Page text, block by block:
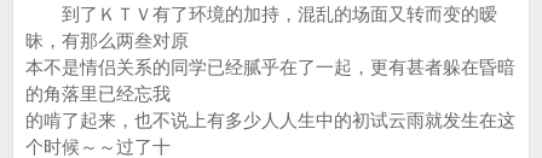
到了ＫＴＶ有了环境的加持，混乱的场面又转而变的暧
昧，有那么两叁对原
本不是情侣关系的同学已经腻乎在了一起，更有甚者躲在昏暗
的角落里已经忘我
的啃了起来，也不说上有多少人人生中的初试云雨就发生在这
个时候～～过了十